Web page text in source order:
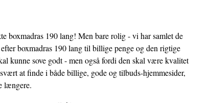
boxmadras 190 lang! Men bare rolig - vi har samlet de
boxmadras 190 lang til billige penge og den rigtige
kunne sove godt - men også fordi den skal være kvalitet
at finde i både billige, gode og tilbuds-hjemmesider,
længere.